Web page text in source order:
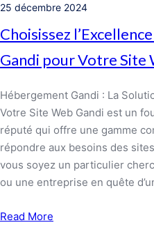
25 décembre 2024
Choisissez
Gandi pour Votre Site
Hébergement Gandi : La
Votre Site Web Gandi est un
réputé qui offre une gamme
répondre aux besoins des
vous soyez un particulier
ou une entreprise en quête
Read More